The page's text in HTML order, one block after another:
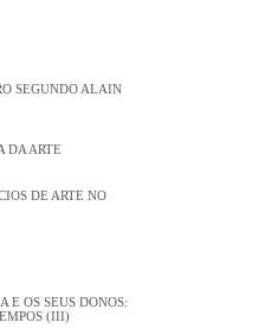
SEGUNDO ALAIN
DA ARTE
DE ARTE NO
E OS SEUS DONOS:
(III)